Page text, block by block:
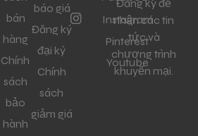
bán
hàng
Chính
sách
bảo
hành
báo giá
Đăng ký
đại ký
Chính
sách
giảm giá
Instagram
Pinterest
Youtube
Đăng ký để
nhận các tin
tức và
chương trình
khuyến mại.